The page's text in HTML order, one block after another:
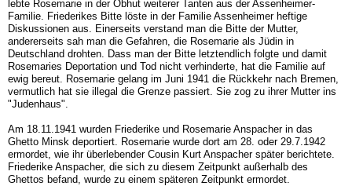
lebte Rosemarie in der Obhut weiterer Tanten aus der Assenheimer-
Familie. Friederikes Bitte löste in der Familie Assenheimer heftige
Diskussionen aus. Einerseits verstand man die Bitte der Mutter,
andererseits sah man die Gefahren, die Rosemarie als Jüdin in
Deutschland drohten. Dass man der Bitte letztendlich folgte und damit
Rosemaries Deportation und Tod nicht verhinderte, hat die Familie auf
ewig bereut. Rosemarie gelang im Juni 1941 die Rückkehr nach Bremen,
vermutlich hat sie illegal die Grenze passiert. Sie zog zu ihrer Mutter ins
"Judenhaus".
Am 18.11.1941 wurden Friederike und Rosemarie Anspacher in das
Ghetto Minsk deportiert. Rosemarie wurde dort am 28. oder 29.7.1942
ermordet, wie ihr überlebender Cousin Kurt Anspacher später berichtete.
Friederike Anspacher, die sich zu diesem Zeitpunkt außerhalb des
Ghettos befand, wurde zu einem späteren Zeitpunkt ermordet.